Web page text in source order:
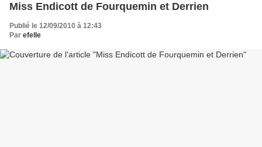
Miss Endicott de Fourquemin et Derrien
Publié le 12/09/2010 à 12:43
Par efelle